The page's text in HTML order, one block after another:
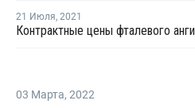
21 Июля, 2021
03 Марта, 2022